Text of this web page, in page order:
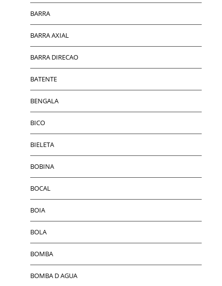
BARRA
BARRA AXIAL
BARRA DIRECAO
BATENTE
BENGALA
BICO
BIELETA
BOBINA
BOCAL
BOIA
BOLA
BOMBA
BOMBA D AGUA